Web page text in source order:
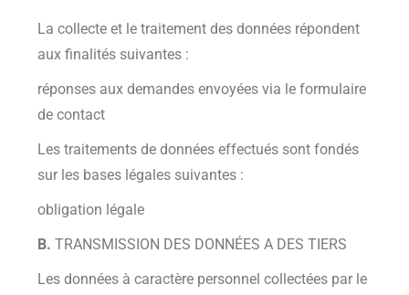
La collecte et le traitement des données répondent
aux finalités suivantes :
réponses aux demandes envoyées via le formulaire
de contact
Les traitements de données effectués sont fondés
sur les bases légales suivantes :
obligation légale
B. TRANSMISSION DES DONNÉES A DES TIERS
Les données à caractère personnel collectées par le